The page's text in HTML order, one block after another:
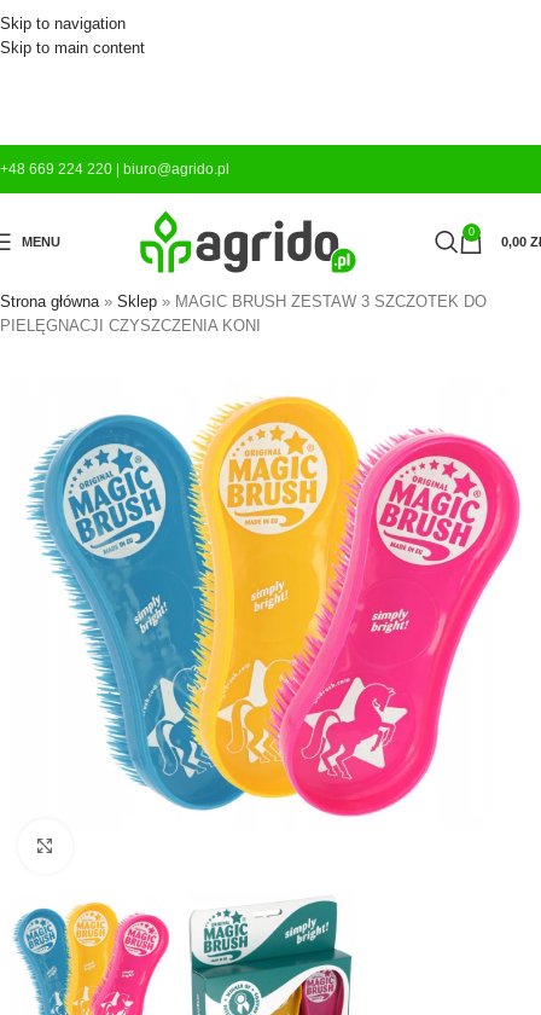
Skip to navigation
Skip to main content
+48 669 224 220 biuro@agrido.pl
MENU
0
0,00
Strona główna» Sklep » MAGIC BRUSH ZESTAW 3 SZCZOTEK DO
PIELĘGNACJI CZYSZCZENIA KONI